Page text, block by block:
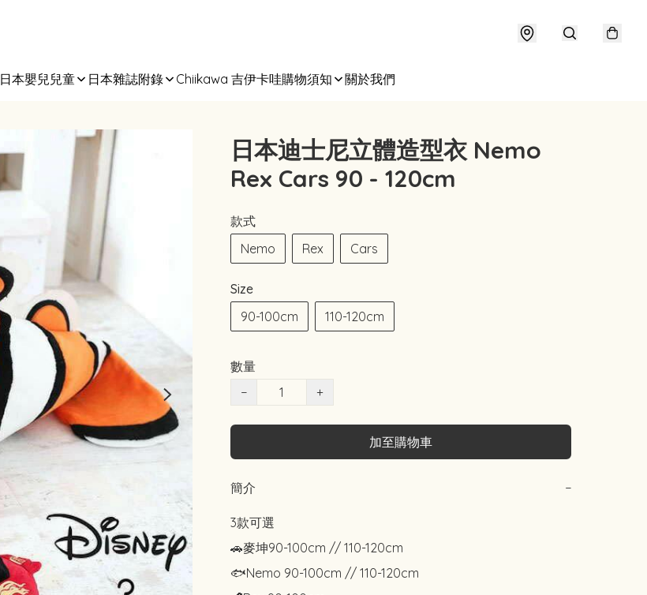
日本嬰兒兒童 日本雜誌附錄 Chiikawa 吉伊卡哇購物須知 關於我們
日本迪士尼立體造型衣 Nemo
Rex Cars 90 - 120cm
款式
Nemo
Rex Cars
Size
90-100cm
110-120cm
數量
−
+
加至購物車
簡介 −
3款可選
🚗麥坤90-100cm // 110-120cm
🐟Nemo 90-100cm // 110-120cm